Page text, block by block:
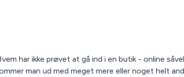
har ikke prøvet at gå ind i en butik - online
man ud med meget mere eller noget helt